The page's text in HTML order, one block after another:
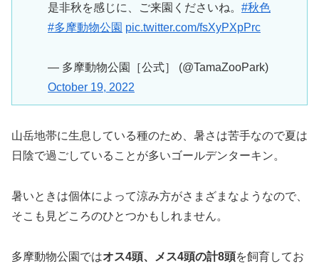
是非秋を感じに、ご来園くださいね。 #秋色
#多摩動物公園 pic.twitter.com/fsXyPXpPrc
— 多摩動物公園［公式］ (@TamaZooPark)
October 19, 2022
山岳地帯に生息している種のため、暑さは苦手なので夏は
日陰で過ごしていることが多いゴールデンターキン。
暑いときは個体によって涼み方がさまざまなようなので、
そこも見どころのひとつかもしれません。
多摩動物公園ではオス4頭、メス4頭の計8頭を飼育してお